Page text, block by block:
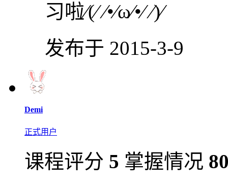
习啦⁄(⁄ ⁄•⁄ω⁄•⁄ ⁄)⁄
发布于 2015-3-9
Demi
正式用户
课程评分 5 掌握情况